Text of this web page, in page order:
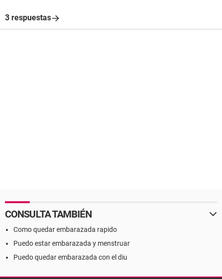
3 respuestas
CONSULTA TAMBIÉN
Como quedar embarazada rapido
Puedo estar embarazada y menstruar
Puedo quedar embarazada con el diu